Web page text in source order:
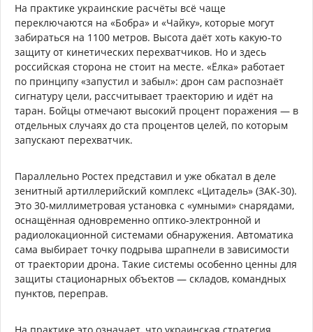
На практике украинские расчёты всё чаще
переключаются на «Бобра» и «Чайку», которые могут
забираться на 1100 метров. Высота даёт хоть какую-то
защиту от кинетических перехватчиков. Но и здесь
российская сторона не стоит на месте. «Ёлка» работает
по принципу «запустил и забыл»: дрон сам распознаёт
сигнатуру цели, рассчитывает траекторию и идёт на
таран. Бойцы отмечают высокий процент поражения — в
отдельных случаях до ста процентов целей, по которым
запускают перехватчик.
Параллельно Ростех представил и уже обкатал в деле
зенитный артиллерийский комплекс «Цитадель» (ЗАК-30).
Это 30-миллиметровая установка с «умными» снарядами,
оснащённая одновременно оптико-электронной и
радиолокационной системами обнаружения. Автоматика
сама выбирает точку подрыва шрапнели в зависимости
от траектории дрона. Такие системы особенно ценны для
защиты стационарных объектов — складов, командных
пунктов, переправ.
На практике это означает, что украинская стратегия